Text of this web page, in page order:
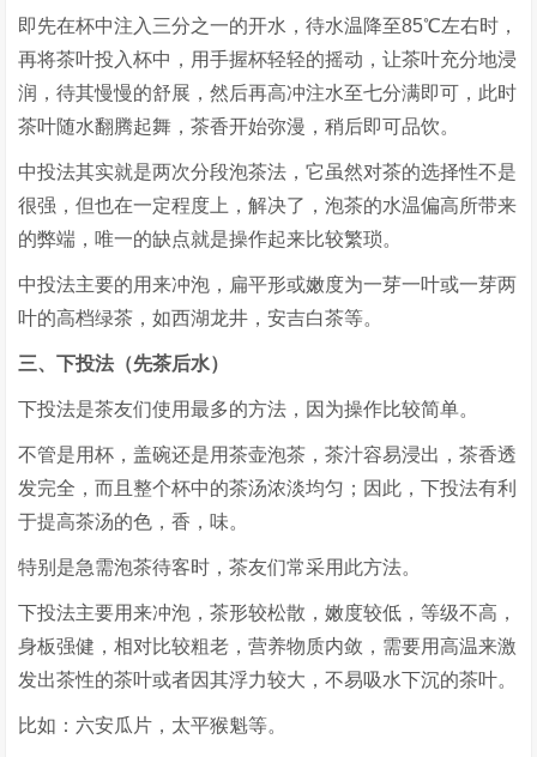
即先在杯中注入三分之一的开水，待水温降至85℃左右时，
再将茶叶投入杯中，用手握杯轻轻的摇动，让茶叶充分地浸
润，待其慢慢的舒展，然后再高冲注水至七分满即可，此时
茶叶随水翻腾起舞，茶香开始弥漫，稍后即可品饮。
中投法其实就是两次分段泡茶法，它虽然对茶的选择性不是
很强，但也在一定程度上，解决了，泡茶的水温偏高所带来
的弊端，唯一的缺点就是操作起来比较繁琐。
中投法主要的用来冲泡，扁平形或嫩度为一芽一叶或一芽两
叶的高档绿茶，如西湖龙井，安吉白茶等。
三、下投法（先茶后水）
下投法是茶友们使用最多的方法，因为操作比较简单。
不管是用杯，盖碗还是用茶壶泡茶，茶汁容易浸出，茶香透
发完全，而且整个杯中的茶汤浓淡均匀；因此，下投法有利
于提高茶汤的色，香，味。
特别是急需泡茶待客时，茶友们常采用此方法。
下投法主要用来冲泡，茶形较松散，嫩度较低，等级不高，
身板强健，相对比较粗老，营养物质内敛，需要用高温来激
发出茶性的茶叶或者因其浮力较大，不易吸水下沉的茶叶。
比如：六安瓜片，太平猴魁等。